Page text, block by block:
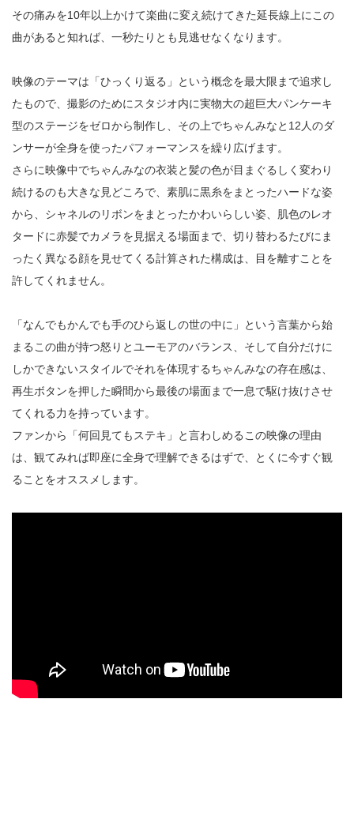
その痛みを10年以上かけて楽曲に変え続けてきた延長線上にこの
曲があると知れば、一秒たりとも見逃せなくなります。
映像のテーマは「ひっくり返る」という概念を最大限まで追求し
たもので、撮影のためにスタジオ内に実物大の超巨大パンケーキ
型のステージをゼロから制作し、その上でちゃんみなと12人のダ
ンサーが全身を使ったパフォーマンスを繰り広げます。
さらに映像中でちゃんみなの衣装と髪の色が目まぐるしく変わり
続けるのも大きな見どころで、素肌に黒糸をまとったハードな姿
から、シャネルのリボンをまとったかわいらしい姿、肌色のレオ
タードに赤髪でカメラを見据える場面まで、切り替わるたびにま
ったく異なる顔を見せてくる計算された構成は、目を離すことを
許してくれません。
「なんでもかんでも手のひら返しの世の中に」という言葉から始
まるこの曲が持つ怒りとユーモアのバランス、そして自分だけに
しかできないスタイルでそれを体現するちゃんみなの存在感は、
再生ボタンを押した瞬間から最後の場面まで一息で駆け抜けさせ
てくれる力を持っています。
ファンから「何回見てもステキ」と言わしめるこの映像の理由
は、観てみれば即座に全身で理解できるはずで、とくに今すぐ観
ることをオススメします。